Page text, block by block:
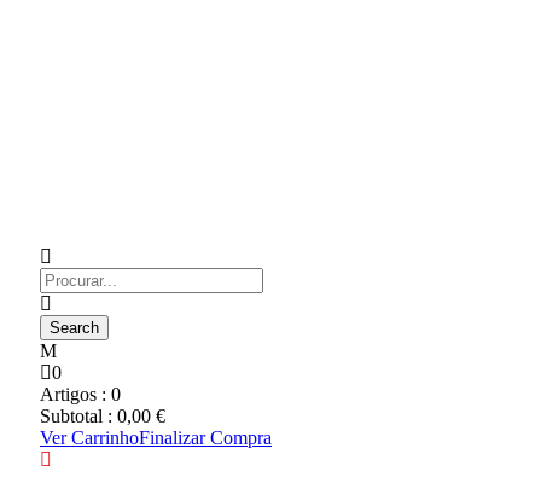
0
Artigos : 0
Subtotal : 0,00 €
Ver CarrinhoFinalizar Compra